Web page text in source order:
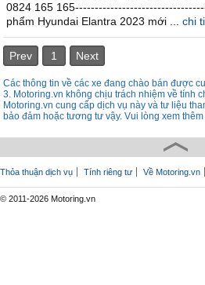
0824 165
phẩm Hyundai Elantra 2023 mới ...
chi
Prev 1 Next
Các thông tin về các xe đang chào bán được
3. Motoring.vn không chịu trách nhiệm về tính
Motoring.vn cung cấp dịch vụ này và tư liệu
bảo đảm hoặc tương tư vậy. Vui lòng xem
Thỏa thuận dịch vụ Tính riêng tư Về Motoring.vn
© 2011-2026 Motoring.vn